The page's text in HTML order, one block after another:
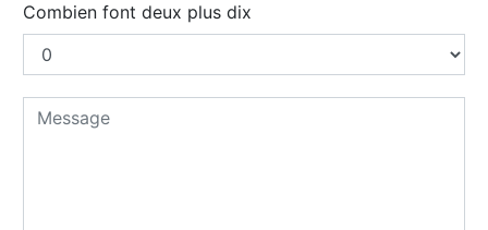
Combien font deux plus dix